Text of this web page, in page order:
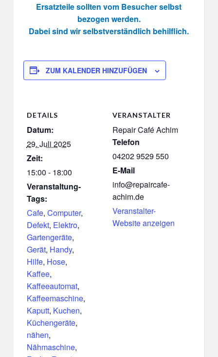
Ersatzteile sollten vom Besucher selbst
bezogen werden.
Dabei sind wir selbstverständlich behilflich.
ZUM KALENDER HINZUFÜGEN
DETAILS
Datum:
29. Juli 2025
Zeit:
15:00 - 18:00
Veranstaltung-
Tags:
Cafe, Computer,
Defekt, Elektro,
Gartengeräte,
Gerät, Handy,
Hilfe, Hose,
Kaffee,
Kaffeeautomat,
Kaffeemaschine,
Kaputt, Kuchen,
Küchengeräte,
nähen,
Nähmaschine,
VERANSTALTER
Repair Café Achim
Telefon
04202 9529 550
E-Mail
info@repaircafe-
achim.de
Veranstalter-
Website anzeigen